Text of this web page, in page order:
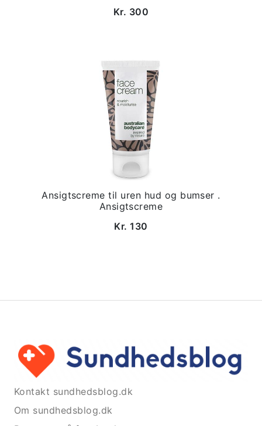
Kr. 300
Ansigtscreme til uren hud og bumser .
Ansigtscreme
Kr. 130
Kontakt sundhedsblog.dk
Om sundhedsblog.dk